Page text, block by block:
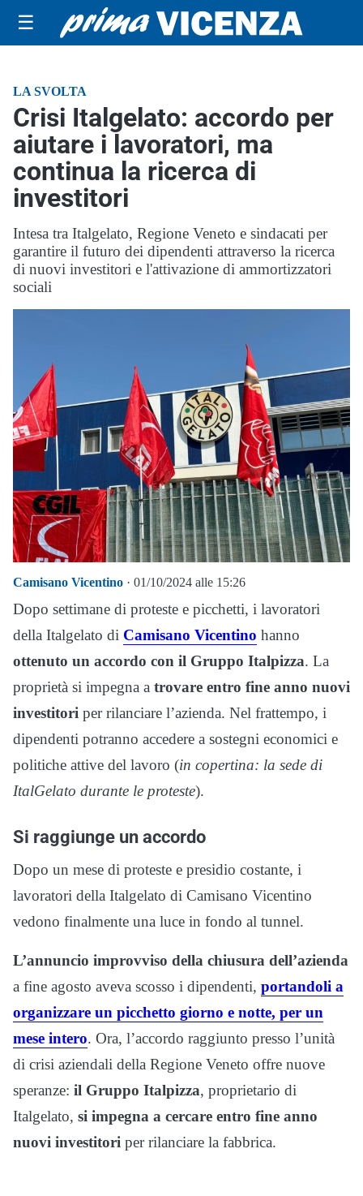
☰
LA SVOLTA
Crisi Italgelato: accordo per
aiutare i lavoratori, ma
continua la ricerca di
investitori
Intesa tra Italgelato, Regione Veneto e sindacati per
garantire il futuro dei dipendenti attraverso la ricerca
di nuovi investitori e l'attivazione di ammortizzatori
sociali
Camisano Vicentino · 01/10/2024 alle 15:26
Dopo settimane di proteste e picchetti, i lavoratori
della Italgelato di Camisano Vicentino hanno
ottenuto un accordo con il Gruppo Italpizza. La
proprietà si impegna a trovare entro fine anno nuovi
investitori per rilanciare l’azienda. Nel frattempo, i
dipendenti potranno accedere a sostegni economici e
politiche attive del lavoro (in copertina: la sede di
ItalGelato durante le proteste).
Si raggiunge un accordo
Dopo un mese di proteste e presidio costante, i
lavoratori della Italgelato di Camisano Vicentino
vedono finalmente una luce in fondo al tunnel.
L’annuncio improvviso della chiusura dell’azienda
a fine agosto aveva scosso i dipendenti, portandoli a
organizzare un picchetto giorno e notte, per un
mese intero. Ora, l’accordo raggiunto presso l’unità
di crisi aziendali della Regione Veneto offre nuove
speranze: il Gruppo Italpizza, proprietario di
Italgelato, si impegna a cercare entro fine anno
nuovi investitori per rilanciare la fabbrica.